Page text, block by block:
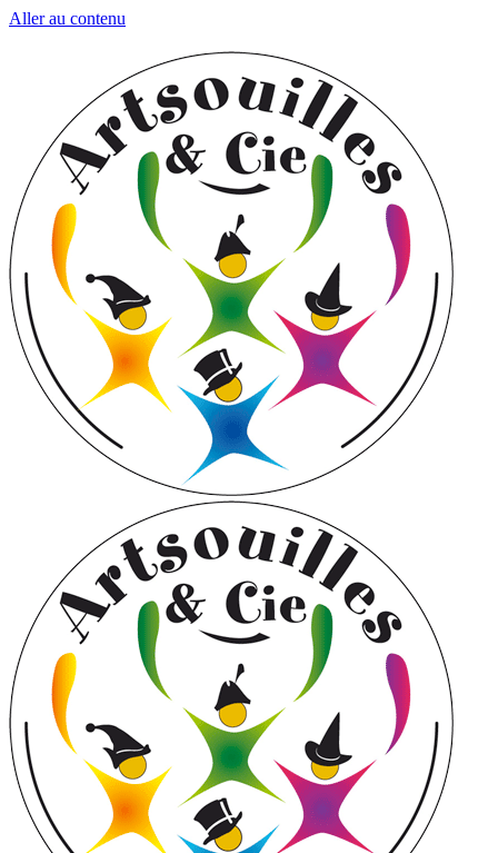
Aller au contenu